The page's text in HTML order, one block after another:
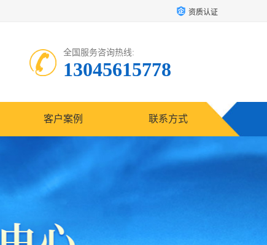
资质认证
全国服务咨询热线:
13045615778
客户案例 联系方式